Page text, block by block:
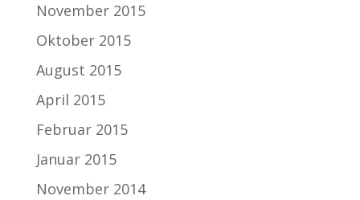
November 2015
Oktober 2015
August 2015
April 2015
Februar 2015
Januar 2015
November 2014